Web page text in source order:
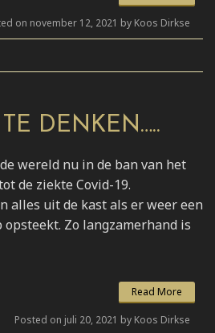
on november 12, 2021 by Koos Dirkse
DENKEN…..
wereld nu in de ban van het
de ziekte Covid-19.
alles uit de kast als er weer een
Zo langzamerhand is
Read More
Posted on juli 20, 2021 by Koos Dirkse